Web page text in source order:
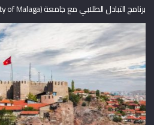
برنامج التبادل الطلابي مع جامعة (University of Malaga) في اسبانيا